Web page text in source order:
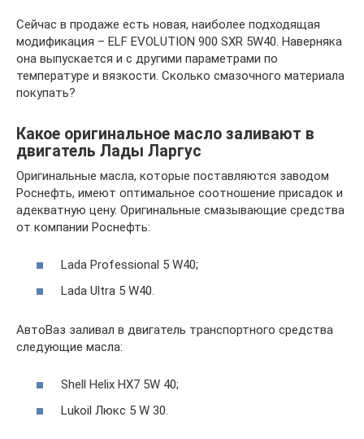
Сейчас в продаже есть новая, наиболее подходящая
модификация – ELF EVOLUTION 900 SXR 5W40. Наверняка
она выпускается и с другими параметрами по
температуре и вязкости. Сколько смазочного материала
покупать?
Какое оригинальное масло заливают в
двигатель Лады Ларгус
Оригинальные масла, которые поставляются заводом
Роснефть, имеют оптимальное соотношение присадок и
адекватную цену. Оригинальные смазывающие средства
от компании Роснефть:
Lada Professional 5 W40;
Lada Ultra 5 W40.
АвтоВаз заливал в двигатель транспортного средства
следующие масла:
Shell Helix HX7 5W 40;
Lukoil Люкс 5 W 30.